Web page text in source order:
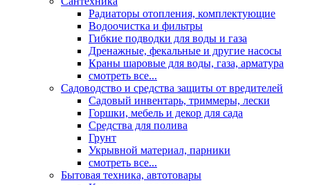
Радиаторы отопления, комплектующие
Водоочистка и фильтры
Гибкие подводки для воды и газа
Дренажные, фекальные и другие насосы
Краны шаровые для воды, газа, арматура
смотреть все...
Садоводство и средства защиты от вредителей
Садовый инвентарь, триммеры, лески
Горшки, мебель и декор для сада
Средства для полива
Грунт
Укрывной материал, парники
смотреть все...
Бытовая техника, автотовары